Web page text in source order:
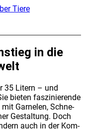
in die
35 Litern – und
bie­ten fas­zi­nie­ren­de
Gar­ne­len, Schne­
Gestal­tung. Doch
auch in der Kom­